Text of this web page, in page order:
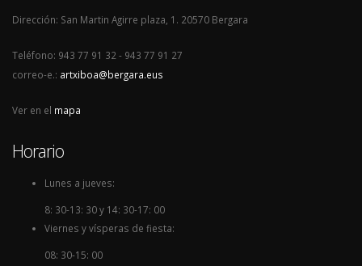
Dirección: San Martin Agirre plaza, 1. 20570 Bergara
Teléfono: 943 77 91 32 - 943 77 91 27
correo-e.: artxiboa@bergara.eus
Ver en el mapa
Horario
Lunes a jueves:
8: 30-13: 30 y 14: 30-17: 00
Viernes y vísperas de fiesta:
08: 30-15: 00